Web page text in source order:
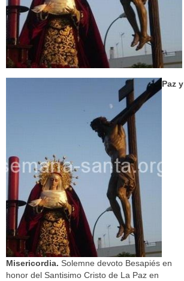
Paz y
Misericordia. Solemne devoto Besapiés en
honor del Santisimo Cristo de La Paz en